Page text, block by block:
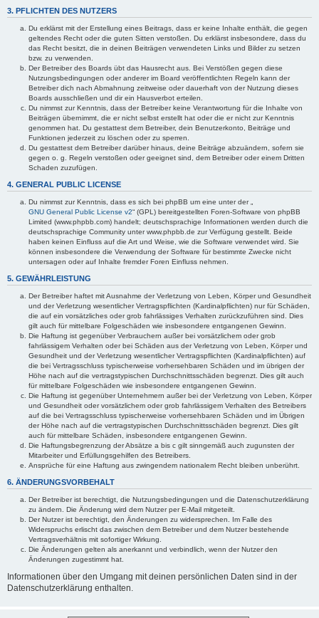
3. PFLICHTEN DES NUTZERS
Du erklärst mit der Erstellung eines Beitrags, dass er keine Inhalte enthält, die gegen
geltendes Recht oder die guten Sitten verstoßen. Du erklärst insbesondere, dass du
das Recht besitzt, die in deinen Beiträgen verwendeten Links und Bilder zu setzen
bzw. zu verwenden.
Der Betreiber des Boards übt das Hausrecht aus. Bei Verstößen gegen diese
Nutzungsbedingungen oder anderer im Board veröffentlichten Regeln kann der
Betreiber dich nach Abmahnung zeitweise oder dauerhaft von der Nutzung dieses
Boards ausschließen und dir ein Hausverbot erteilen.
Du nimmst zur Kenntnis, dass der Betreiber keine Verantwortung für die Inhalte von
Beiträgen übernimmt, die er nicht selbst erstellt hat oder die er nicht zur Kenntnis
genommen hat. Du gestattest dem Betreiber, dein Benutzerkonto, Beiträge und
Funktionen jederzeit zu löschen oder zu sperren.
Du gestattest dem Betreiber darüber hinaus, deine Beiträge abzuändern, sofern sie
gegen o. g. Regeln verstoßen oder geeignet sind, dem Betreiber oder einem Dritten
Schaden zuzufügen.
4. GENERAL PUBLIC LICENSE
Du nimmst zur Kenntnis, dass es sich bei phpBB um eine unter der „
GNU General Public License v2“ (GPL) bereitgestellten Foren-Software von phpBB
Limited (www.phpbb.com) handelt; deutschsprachige Informationen werden durch die
deutschsprachige Community unter www.phpbb.de zur Verfügung gestellt. Beide
haben keinen Einfluss auf die Art und Weise, wie die Software verwendet wird. Sie
können insbesondere die Verwendung der Software für bestimmte Zwecke nicht
untersagen oder auf Inhalte fremder Foren Einfluss nehmen.
5. GEWÄHRLEISTUNG
Der Betreiber haftet mit Ausnahme der Verletzung von Leben, Körper und Gesundheit
und der Verletzung wesentlicher Vertragspflichten (Kardinalpflichten) nur für Schäden,
die auf ein vorsätzliches oder grob fahrlässiges Verhalten zurückzuführen sind. Dies
gilt auch für mittelbare Folgeschäden wie insbesondere entgangenen Gewinn.
Die Haftung ist gegenüber Verbrauchern außer bei vorsätzlichem oder grob
fahrlässigem Verhalten oder bei Schäden aus der Verletzung von Leben, Körper und
Gesundheit und der Verletzung wesentlicher Vertragspflichten (Kardinalpflichten) auf
die bei Vertragsschluss typischerweise vorhersehbaren Schäden und im übrigen der
Höhe nach auf die vertragstypischen Durchschnittsschäden begrenzt. Dies gilt auch
für mittelbare Folgeschäden wie insbesondere entgangenen Gewinn.
Die Haftung ist gegenüber Unternehmern außer bei der Verletzung von Leben, Körper
und Gesundheit oder vorsätzlichem oder grob fahrlässigem Verhalten des Betreibers
auf die bei Vertragsschluss typischerweise vorhersehbaren Schäden und im Übrigen
der Höhe nach auf die vertragstypischen Durchschnittsschäden begrenzt. Dies gilt
auch für mittelbare Schäden, insbesondere entgangenen Gewinn.
Die Haftungsbegrenzung der Absätze a bis c gilt sinngemäß auch zugunsten der
Mitarbeiter und Erfüllungsgehilfen des Betreibers.
Ansprüche für eine Haftung aus zwingendem nationalem Recht bleiben unberührt.
6. ÄNDERUNGSVORBEHALT
Der Betreiber ist berechtigt, die Nutzungsbedingungen und die Datenschutzerklärung
zu ändern. Die Änderung wird dem Nutzer per E-Mail mitgeteilt.
Der Nutzer ist berechtigt, den Änderungen zu widersprechen. Im Falle des
Widerspruchs erlischt das zwischen dem Betreiber und dem Nutzer bestehende
Vertragsverhältnis mit sofortiger Wirkung.
Die Änderungen gelten als anerkannt und verbindlich, wenn der Nutzer den
Änderungen zugestimmt hat.
Informationen über den Umgang mit deinen persönlichen Daten sind in der
Datenschutzerklärung enthalten.